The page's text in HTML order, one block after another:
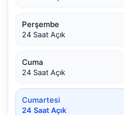
Perşembe
24 Saat Açık
Cuma
24 Saat Açık
Cumartesi
24 Saat Açık